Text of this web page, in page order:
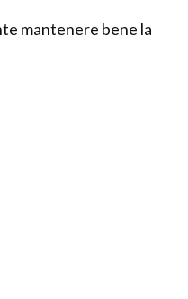
mantenere bene la